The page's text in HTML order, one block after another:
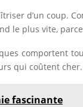
d’un coup.
le plus vite,
comportent
qui coûtent cher.
fascinante